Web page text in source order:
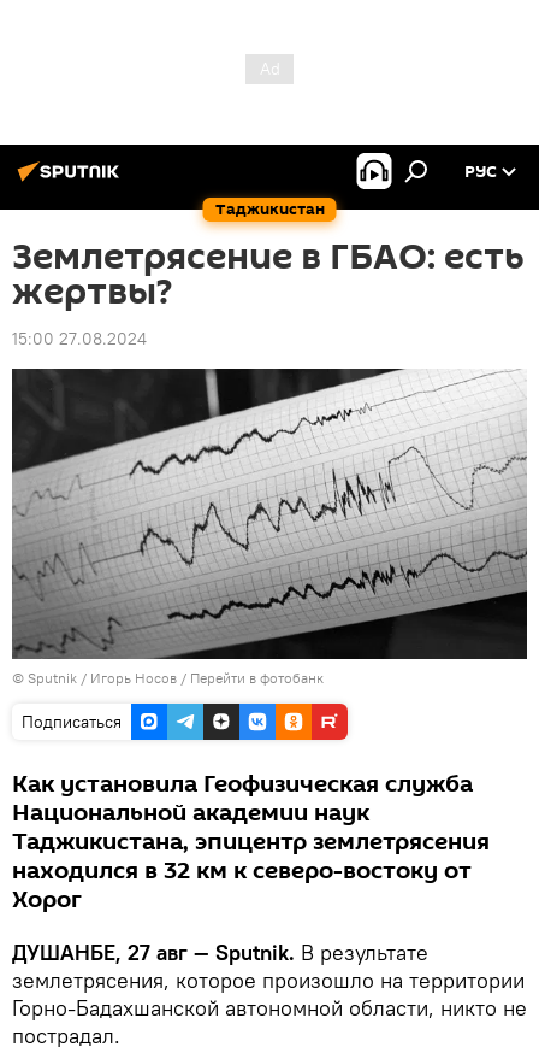
Таджикистан
РУС
Землетрясение в ГБАО: есть
жертвы?
15:00 27.08.2024
© Sputnik / Игорь Носов / Перейти в фотобанк
Подписаться
Как установила Геофизическая служба
Национальной академии наук
Таджикистана, эпицентр землетрясения
находился в 32 км к северо-востоку от
Хорог
ДУШАНБЕ, 27 авг — Sputnik. В результате
землетрясения, которое произошло на территории
Горно-Бадахшанской автономной области, никто не
пострадал.